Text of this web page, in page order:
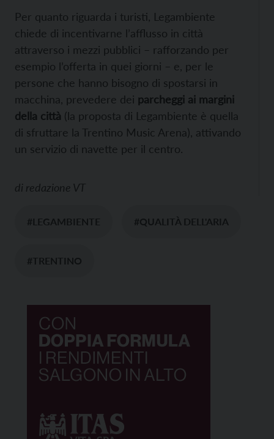
Per quanto riguarda i turisti, Legambiente
chiede di incentivarne l’afflusso in città
attraverso i mezzi pubblici – rafforzando per
esempio l’offerta in quei giorni – e, per le
persone che hanno bisogno di spostarsi in
macchina, prevedere dei parcheggi ai margini
della città (la proposta di Legambiente è quella
di sfruttare la Trentino Music Arena), attivando
un servizio di navette per il centro.
di redazione VT
#LEGAMBIENTE #QUALITÀ DELL'ARIA
#TRENTINO